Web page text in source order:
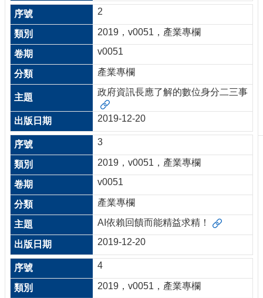
於
我
們
出
版
刊
物
校
務
服
務
專
題
報
導
術
論
壇
產
2
2019，v0051，產業專欄
v0051
產業專欄
政府資訊長應了解的數位身分二三事
2019-12-20
3
2019，v0051，產業專欄
v0051
產業專欄
AI依賴回饋而能精益求精！
2019-12-20
4
2019，v0051，產業專欄